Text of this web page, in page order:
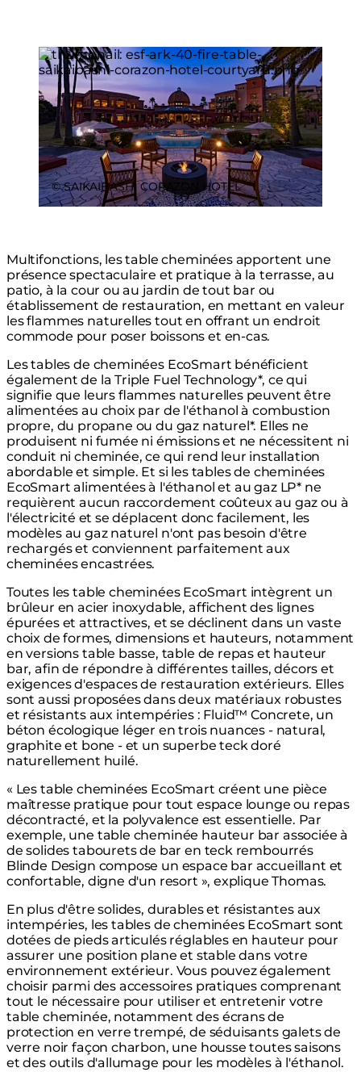
Loading image...
© SAIKAIBASHI CORAZON HOTEL
Multifonctions, les table cheminées apportent une
présence spectaculaire et pratique à la terrasse, au
patio, à la cour ou au jardin de tout bar ou
établissement de restauration, en mettant en valeur
les flammes naturelles tout en offrant un endroit
commode pour poser boissons et en-cas.
Les tables de cheminées EcoSmart bénéficient
également de la Triple Fuel Technology*, ce qui
signifie que leurs flammes naturelles peuvent être
alimentées au choix par de l'éthanol à combustion
propre, du propane ou du gaz naturel*. Elles ne
produisent ni fumée ni émissions et ne nécessitent ni
conduit ni cheminée, ce qui rend leur installation
abordable et simple. Et si les tables de cheminées
EcoSmart alimentées à l'éthanol et au gaz LP* ne
requièrent aucun raccordement coûteux au gaz ou à
l'électricité et se déplacent donc facilement, les
modèles au gaz naturel n'ont pas besoin d'être
rechargés et conviennent parfaitement aux
cheminées encastrées.
Toutes les table cheminées EcoSmart intègrent un
brûleur en acier inoxydable, affichent des lignes
épurées et attractives, et se déclinent dans un vaste
choix de formes, dimensions et hauteurs, notamment
en versions table basse, table de repas et hauteur
bar, afin de répondre à différentes tailles, décors et
exigences d'espaces de restauration extérieurs. Elles
sont aussi proposées dans deux matériaux robustes
et résistants aux intempéries : Fluid™ Concrete, un
béton écologique léger en trois nuances - natural,
graphite et bone - et un superbe teck doré
naturellement huilé.
« Les table cheminées EcoSmart créent une pièce
maîtresse pratique pour tout espace lounge ou repas
décontracté, et la polyvalence est essentielle. Par
exemple, une table cheminée hauteur bar associée à
de solides tabourets de bar en teck rembourrés
Blinde Design compose un espace bar accueillant et
confortable, digne d'un resort », explique Thomas.
En plus d'être solides, durables et résistantes aux
intempéries, les tables de cheminées EcoSmart sont
dotées de pieds articulés réglables en hauteur pour
assurer une position plane et stable dans votre
environnement extérieur. Vous pouvez également
choisir parmi des accessoires pratiques comprenant
tout le nécessaire pour utiliser et entretenir votre
table cheminée, notamment des écrans de
protection en verre trempé, de séduisants galets de
verre noir façon charbon, une housse toutes saisons
et des outils d'allumage pour les modèles à l'éthanol.